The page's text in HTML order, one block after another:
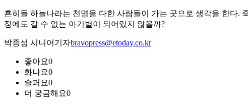
흔히들 하늘나라는 천명을 다한 사람들이 가는 곳으로 생각을 한다.
정에도 갈 수 없는 아기별이 되어있지 않을까?
박종섭 시니어기자bravopress@etoday.co.kr
좋아요0
화나요0
슬퍼요0
더 궁금해요0